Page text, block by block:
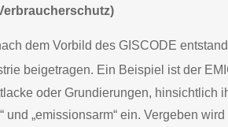
dem Vorbild des GISCODE
beigetragen. Ein Beispiel ist der
oder Grundierungen, hinsichtlich
und „emissionsarm“ ein. Vergeben